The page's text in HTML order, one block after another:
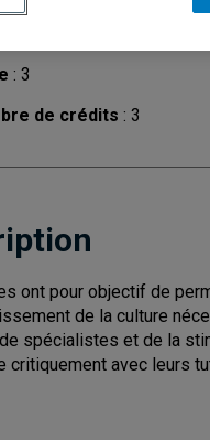
: 3
de crédits : 3
ont pour objectif de
de la culture
spécialistes et de la
critiquement avec leurs